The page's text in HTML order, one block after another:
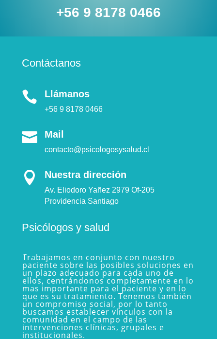
+56 9 8178 0466
Contáctanos
 Llámanos
+56 9 8178 0466
 Mail
contacto@psicologosysalud.cl
 Nuestra dirección
Av. Eliodoro Yañez 2979 Of-205
Providencia Santiago
Psicólogos y salud
Trabajamos en conjunto con nuestro
paciente sobre las posibles soluciones en
un plazo adecuado para cada uno de
ellos, centrándonos completamente en lo
mas importante para el paciente y en lo
que es su tratamiento. Tenemos también
un compromiso social, por lo tanto
buscamos establecer vínculos con la
comunidad en el campo de las
intervenciones clínicas, grupales e
institucionales.